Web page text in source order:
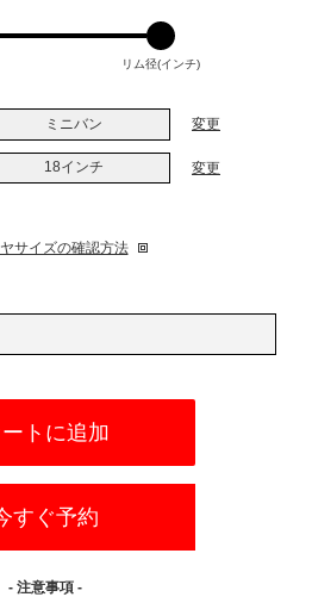
リム径(インチ)
ミニバン 変更
18インチ 変更
サイズの確認方法
ートに追加
すぐ予約
- 注意事項 -